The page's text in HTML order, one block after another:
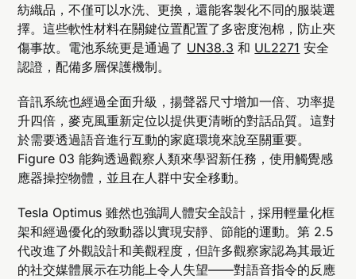
紡織品，不僅可以水洗、更換，還能客製化不同的服裝選
擇。這些軟性材料在關鍵位置配置了多密度泡棉，防止夾
傷事故。電池系統更是通過了 UN38.3 和 UL2271 安全
認證，配備多層保護機制。
音訊系統也經過全面升級，揚聲器尺寸增加一倍、功率提
升四倍，麥克風重新定位以提供更清晰的對話品質。這對
於需要透過語音進行互動的家庭環境來說至關重要。
Figure 03 能夠透過觀察人類來學習新任務，使用觸覺感
應器操控物體，並且在人群中安全移動。
Tesla Optimus 雖然也強調人體安全設計，採用輕量化框
架和經過優化的致動器以實現安靜、節能的運動。第 2.5
代改進了外觀設計和美觀程度，但許多觀察家認為其最近
的社交媒體展示在功能上令人失望——對語音指令的反應